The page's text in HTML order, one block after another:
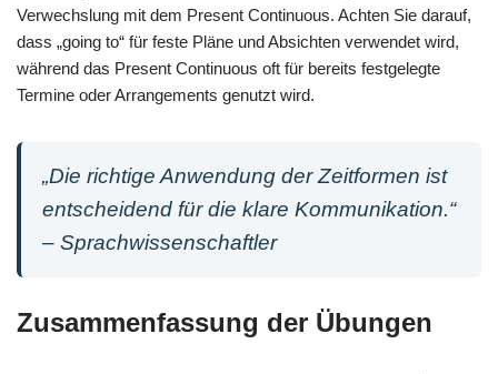
Verwechslung mit dem Present Continuous. Achten Sie darauf,
dass „going to“ für feste Pläne und Absichten verwendet wird,
während das Present Continuous oft für bereits festgelegte
Termine oder Arrangements genutzt wird.
„Die richtige Anwendung der Zeitformen ist
entscheidend für die klare Kommunikation.“
– Sprachwissenschaftler
Zusammenfassung der Übungen